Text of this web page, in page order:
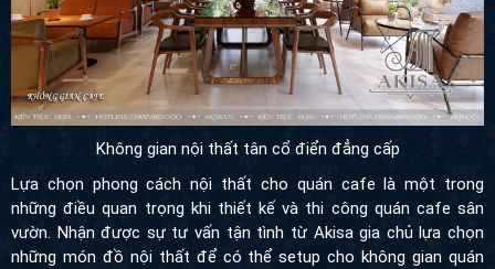
Không gian nội thất tân cổ điển đẳng cấp
Lựa chọn phong cách nội thất cho quán cafe là một trong
những điều quan trọng khi thiết kế và thi công quán cafe sân
vườn. Nhận được sự tư vấn tận tình từ Akisa gia chủ lựa chọn
những món đồ nội thất để có thể setup cho không gian quán